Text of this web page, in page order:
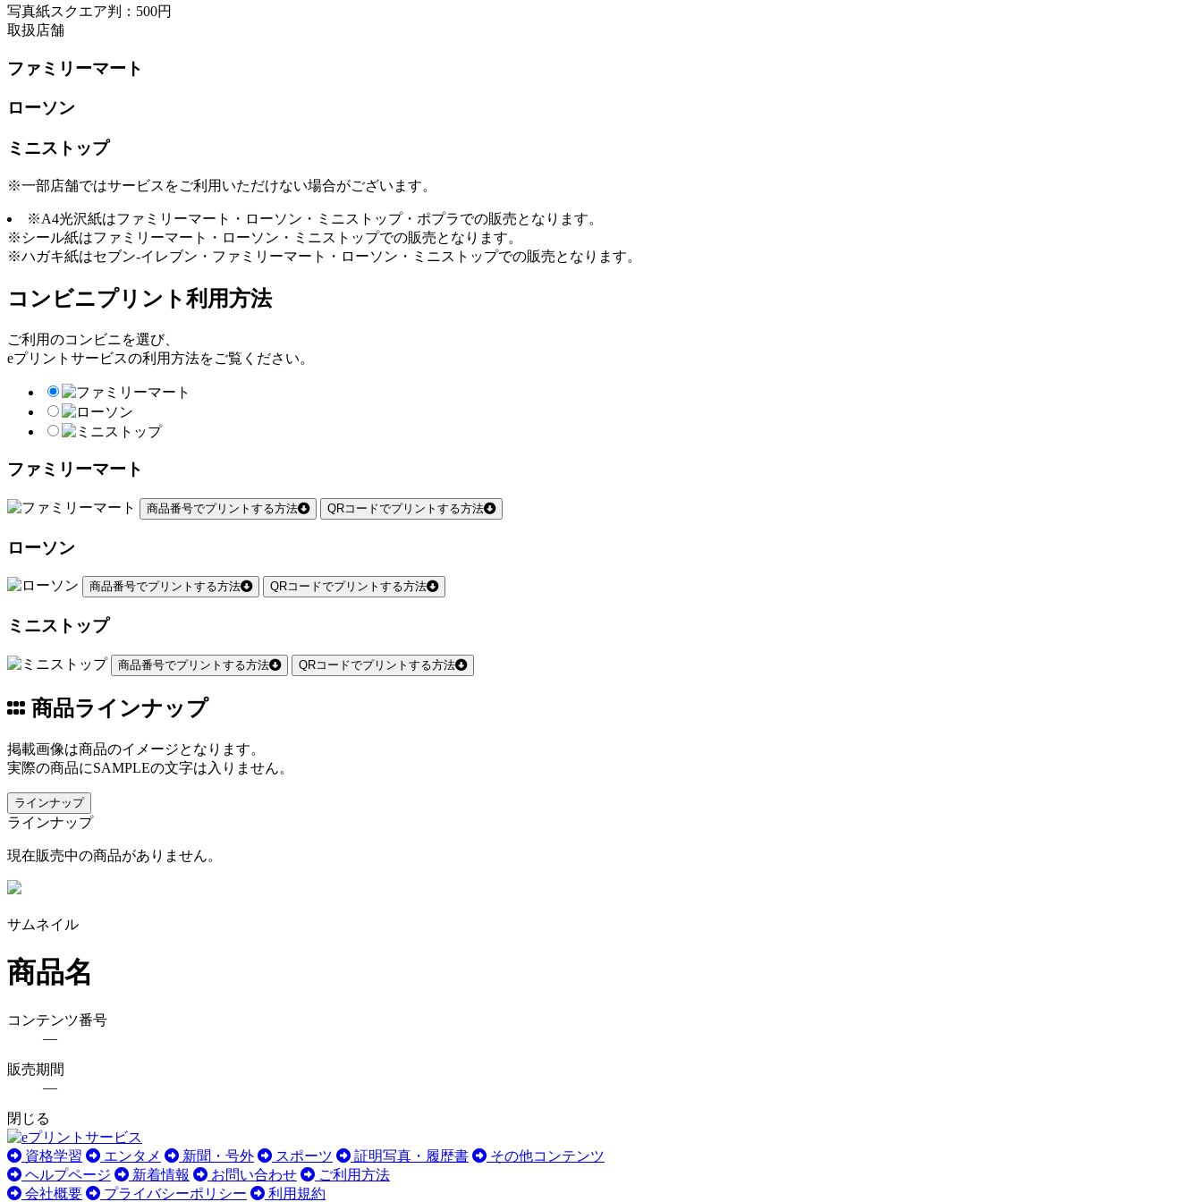
写真紙スクエア判：500円
取扱店舗
ファミリーマート
ローソン
ミニストップ
※一部店舗ではサービスをご利用いただけない場合がございます。
※A4光沢紙はファミリーマート・ローソン・ミニストップ・ポプラでの販売となります。
※シール紙はファミリーマート・ローソン・ミニストップでの販売となります。
※ハガキ紙はセブン-イレブン・ファミリーマート・ローソン・ミニストップでの販売となります。
コンビニプリント利用方法
ご利用のコンビニを選び、
eプリントサービスの利用方法をご覧ください。
ファミリーマート
商品番号でプリントする方法 QRコードでプリントする方法
ローソン
商品番号でプリントする方法 QRコードでプリントする方法
ミニストップ
商品番号でプリントする方法 QRコードでプリントする方法
商品ラインナップ
掲載画像は商品のイメージとなります。
実際の商品にSAMPLEの文字は入りません。
ラインナップ
ラインナップ
現在販売中の商品がありません。
サムネイル
商品名
コンテンツ番号
―
販売期間
―
閉じる
資格学習 エンタメ 新聞・号外 スポーツ 証明写真・履歴書
その他コンテンツ
ヘルプページ
新着情報 お問い合わせ
ご利用方法
会社概要
プライバシーポリシー 利用規約